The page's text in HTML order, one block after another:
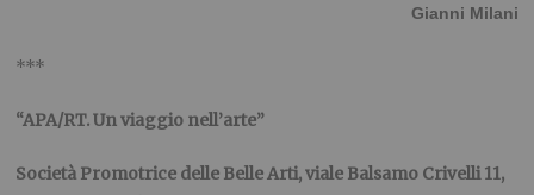
Gianni Milani
***
“APA/RT. Un viaggio nell’arte”
Società Promotrice delle Belle Arti, viale Balsamo Crivelli 11,